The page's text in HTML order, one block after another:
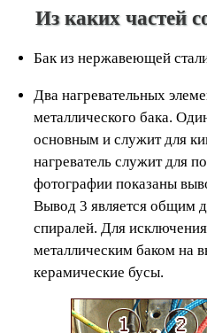
Из каких частей
Бак из нержавеющей
Два нагревательных
металлического бака.
основным и служит для
нагреватель служит для
фотографии показаны
Вывод 3 является общим
спиралей. Для исключения
металлическим баком на
керамические бусы.